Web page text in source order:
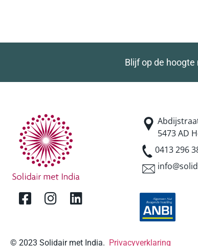
Blijf op de
5473 AD
0413 296
© 2023 Solidair met India. Privacyverklaring